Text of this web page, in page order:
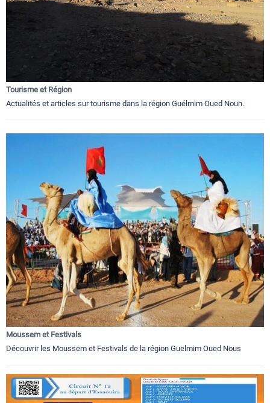
Tourisme et Région
Actualités et articles sur tourisme dans la région Guélmim Oued Noun.
Moussem et Festivals
Découvrir les Moussem et Festivals de la région Guelmim Oued Nous